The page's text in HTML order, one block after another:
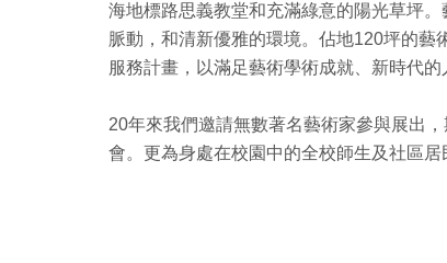
海地標路思義教堂和充滿綠意的陽光草坪
脈動，和清新優雅的環境。佔地120坪的
服務計畫，以滿足藝術學術成就、新時代
20年來我們邀請無數著名藝術家參與展出
會。更為身處在校園中的全校師生及社區